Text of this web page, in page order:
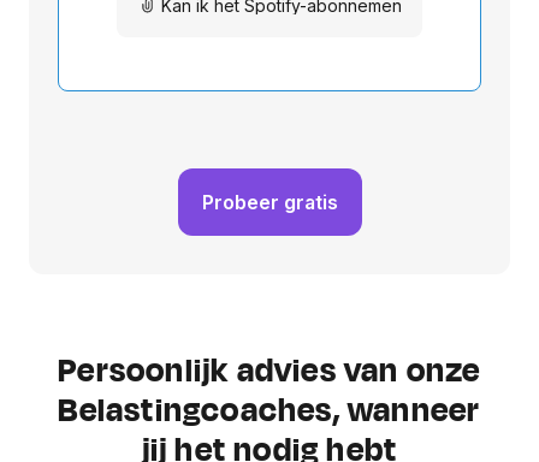
Probeer gratis
Persoonlijk advies van onze
Belastingcoaches, wanneer
jij het nodig hebt